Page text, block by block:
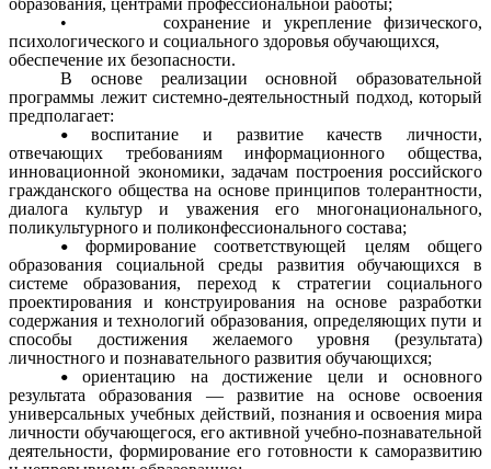
образования, центрами профессиональной работы;
• сохранение и укрепление физического,
психологического и социального здоровья обучающихся,
обеспечение их безопасности.
В основе реализации основной образовательной
программы лежит системно-деятельностный подход, который
предполагает:
воспитание и развитие качеств личности,
отвечающих требованиям информационного общества,
инновационной экономики, задачам построения российского
гражданского общества на основе принципов толерантности,
диалога культур и уважения его многонационального,
поликультурного и поликонфессионального состава;
формирование соответствующей целям общего
образования социальной среды развития обучающихся в
системе образования, переход к стратегии социального
проектирования и конструирования на основе разработки
содержания и технологий образования, определяющих пути и
способы достижения желаемого уровня (результата)
личностного и познавательного развития обучающихся;
ориентацию на достижение цели и основного
результата образования — развитие на основе освоения
универсальных учебных действий, познания и освоения мира
личности обучающегося, его активной учебно-познавательной
деятельности, формирование его готовности к саморазвитию